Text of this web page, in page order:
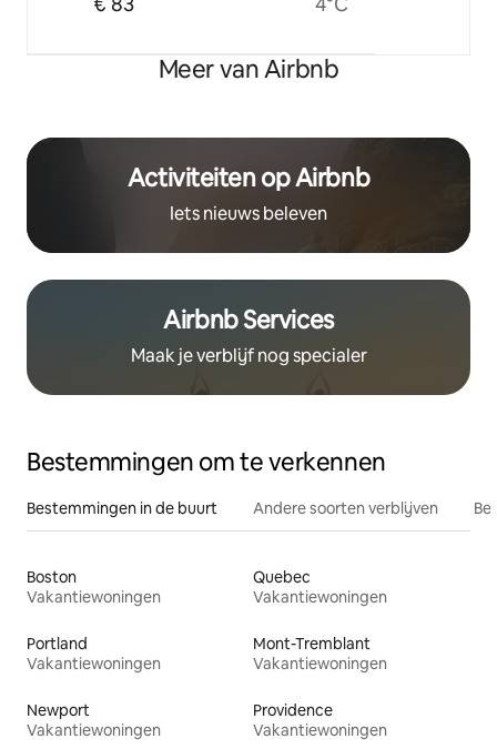
Meer van Airbnb
Activiteiten op Airbnb
Iets nieuws beleven
Airbnb Services
Maak je verblijf nog specialer
Bestemmingen om te verkennen
Bestemmingen in de buurt Andere soorten verblijven
Boston
Vakantiewoningen
Quebec
Vakantiewoningen
Portland
Vakantiewoningen
Mont-Tremblant
Vakantiewoningen
Newport
Vakantiewoningen
Providence
Vakantiewoningen